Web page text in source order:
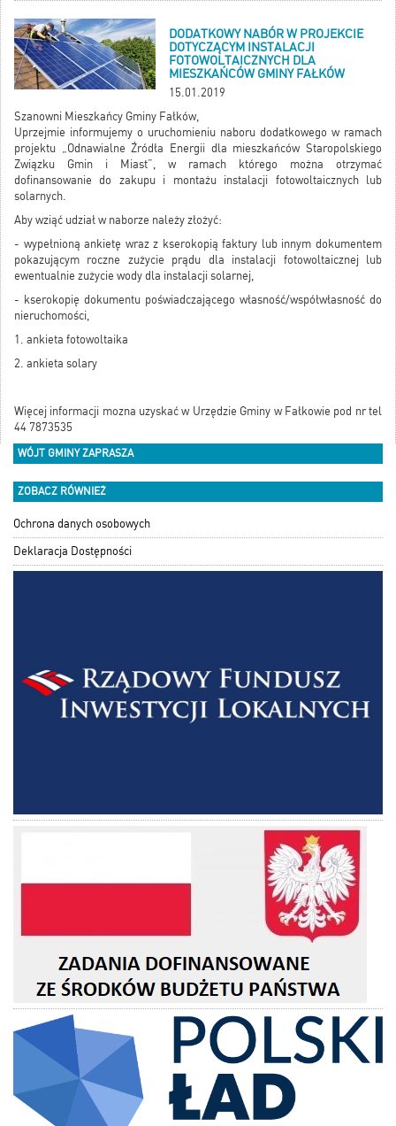
DODATKOWY NABÓR W PROJEKCIE
DOTYCZĄCYM INSTALACJI
FOTOWOLTAICZNYCH DLA
MIESZKAŃCÓW GMINY FAŁKÓW
15.01.2019
Szanowni Mieszkańcy Gminy Fałków,
Uprzejmie informujemy o uruchomieniu naboru dodatkowego w ramach
projektu „Odnawialne Źródła Energii dla mieszkańców Staropolskiego
Związku Gmin i Miast”, w ramach którego można otrzymać
dofinansowanie do zakupu i montażu instalacji fotowoltaicznych lub
solarnych.
Aby wziąć udział w naborze należy złożyć:
- wypełnioną ankietę wraz z kserokopią faktury lub innym dokumentem
pokazującym roczne zużycie prądu dla instalacji fotowoltaicznej lub
ewentualnie zużycie wody dla instalacji solarnej,
- kserokopię dokumentu poświadczającego własność/współwłasność do
nieruchomości,
1. ankieta fotowoltaika
2. ankieta solary
Więcej informacji mozna uzyskać w Urzędzie Gminy w Fałkowie pod nr tel
44 7873535
WÓJT GMINY ZAPRASZA
ZOBACZ RÓWNIEŻ
Ochrona danych osobowych
Deklaracja Dostępności